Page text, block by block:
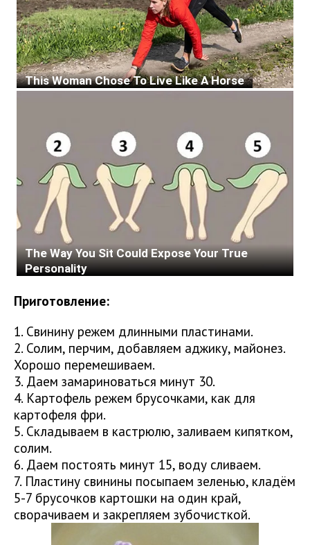
Приготовление:
1. Свинину режем длинными пластинами.
2. Солим, перчим, добавляем аджику, майонез.
Хорошо перемешиваем.
3. Даем замариноваться минут 30.
4. Картофель режем брусочками, как для
картофеля фри.
5. Складываем в кастрюлю, заливаем кипятком,
солим.
6. Даем постоять минут 15, воду сливаем.
7. Пластину свинины посыпаем зеленью, кладём
5-7 брусочков картошки на один край,
сворачиваем и закрепляем зубочисткой.